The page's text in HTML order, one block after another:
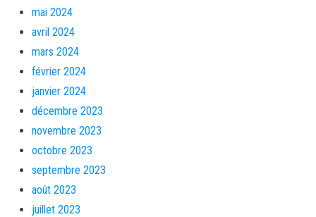
mai 2024
avril 2024
mars 2024
février 2024
janvier 2024
décembre 2023
novembre 2023
octobre 2023
septembre 2023
août 2023
juillet 2023